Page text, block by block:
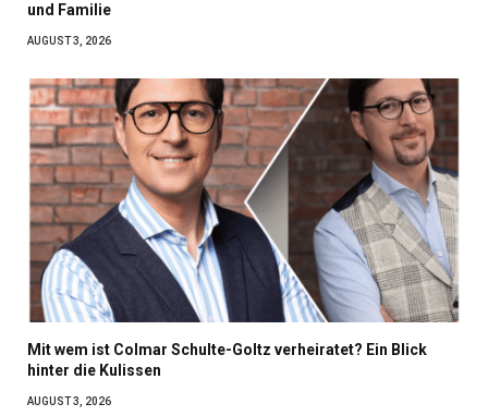
und Familie
AUGUST 3, 2026
Mit wem ist Colmar Schulte-Goltz verheiratet? Ein Blick
hinter die Kulissen
AUGUST 3, 2026